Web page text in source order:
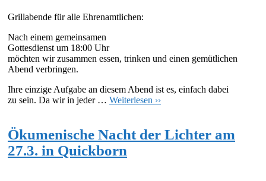
Grillabende für alle Ehrenamtlichen:
Nach einem gemeinsamen
Gottesdienst um 18:00 Uhr
möchten wir zusammen essen, trinken und einen gemütlichen
Abend verbringen.
Ihre einzige Aufgabe an diesem Abend ist es, einfach dabei
zu sein. Da wir in jeder … Weiterlesen ››
Ökumenische Nacht der Lichter am
27.3. in Quickborn